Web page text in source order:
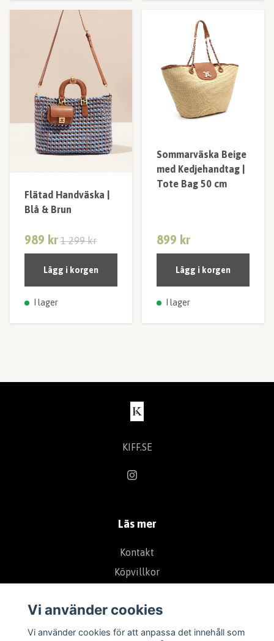
Flätad Handväska |
Blå & Brun
989 kr 1 299 kr
Lägg i korgen
I lager
Sommarväska Beige
med Kedjehandtag |
Tote Bag 50 cm
899 kr
Lägg i korgen
I lager
KIFF.SE
Läs mer
Kontakt
Köpvillkor
Vi använder cookies
Vi använder cookies för att anpassa det innehåll som